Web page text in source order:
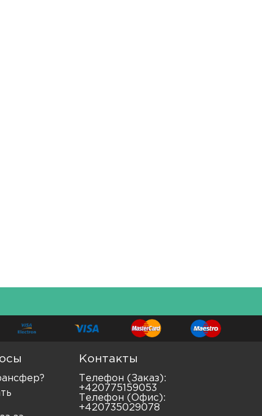
Контакты
Телефон (Заказ):
+420775159053
Телефон (Офис):
+420735029078